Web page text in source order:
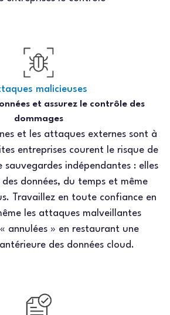
malicieuses
et assurez le contrôle des
dommages
et les attaques externes sont à
entreprises courent le risque de
sauvegardes indépendantes : elles
données, du temps et même
Travaillez en toute confiance en
les attaques malveillantes
annulées » en restaurant une
des données cloud.